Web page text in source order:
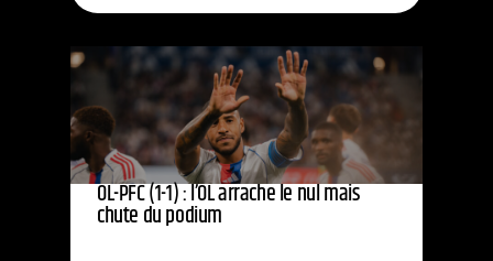
OL-PFC (1-1) : l’OL arrache le nul mais
chute du podium